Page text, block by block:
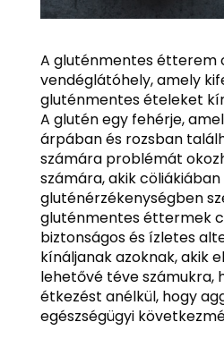
A gluténmentes étterem
vendéglátóhely, amely
gluténmentes ételeket
A glutén egy fehérje,
árpában és rozsban
számára problémát
számára, akik
gluténérzékenységben
gluténmentes éttermek
biztonságos és ízletes
kínáljanak azoknak, akik
lehetővé téve számukra,
étkezést anélkül, hogy
egészségügyi